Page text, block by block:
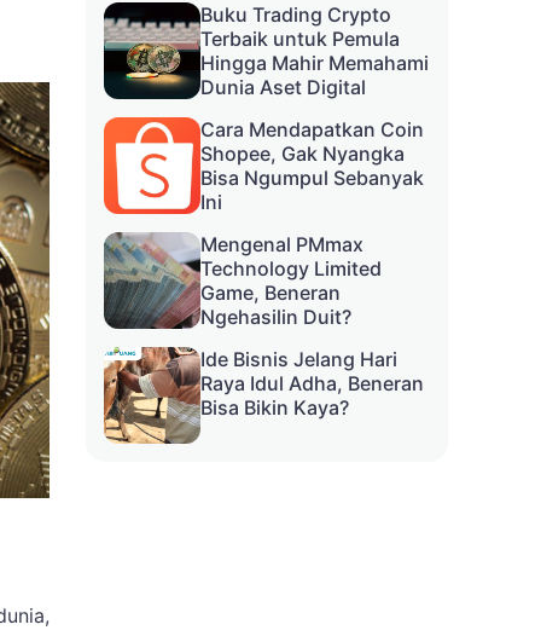
Buku Trading Crypto
Terbaik untuk Pemula
Hingga Mahir Memahami
Dunia Aset Digital
Cara Mendapatkan Coin
Shopee, Gak Nyangka
Bisa Ngumpul Sebanyak
Ini
Mengenal PMmax
Technology Limited
Game, Beneran
Ngehasilin Duit?
Ide Bisnis Jelang Hari
Raya Idul Adha, Beneran
Bisa Bikin Kaya?